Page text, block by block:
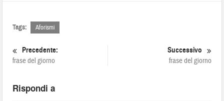
Tags: Aforismi
Precedente:
frase del giorno
Successivo
frase del giorno
Rispondi a